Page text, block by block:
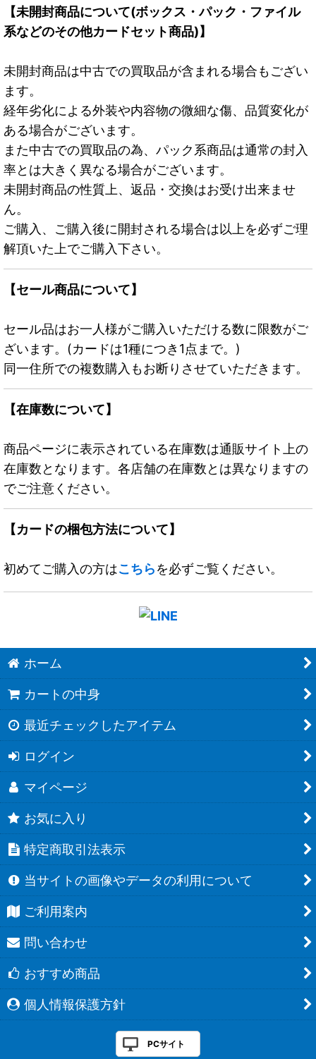
【未開封商品について(ボックス・パック・ファイル
系などのその他カードセット商品)】
未開封商品は中古での買取品が含まれる場合もござい
ます。
経年劣化による外装や内容物の微細な傷、品質変化が
ある場合がございます。
また中古での買取品の為、パック系商品は通常の封入
率とは大きく異なる場合がございます。
未開封商品の性質上、返品・交換はお受け出来ませ
ん。
ご購入、ご購入後に開封される場合は以上を必ずご理
解頂いた上でご購入下さい。
【セール商品について】
セール品はお一人様がご購入いただける数に限数がご
ざいます。(カードは1種につき1点まで。)
同一住所での複数購入もお断りさせていただきます。
【在庫数について】
商品ページに表示されている在庫数は通販サイト上の
在庫数となります。各店舗の在庫数とは異なりますの
でご注意ください。
【カードの梱包方法について】
初めてご購入の方はこちらを必ずご覧ください。
ホーム
カートの中身
最近チェックしたアイテム
ログイン
マイページ
お気に入り
特定商取引法表示
当サイトの画像やデータの利用について
ご利用案内
問い合わせ
おすすめ商品
個人情報保護方針
PCサイト